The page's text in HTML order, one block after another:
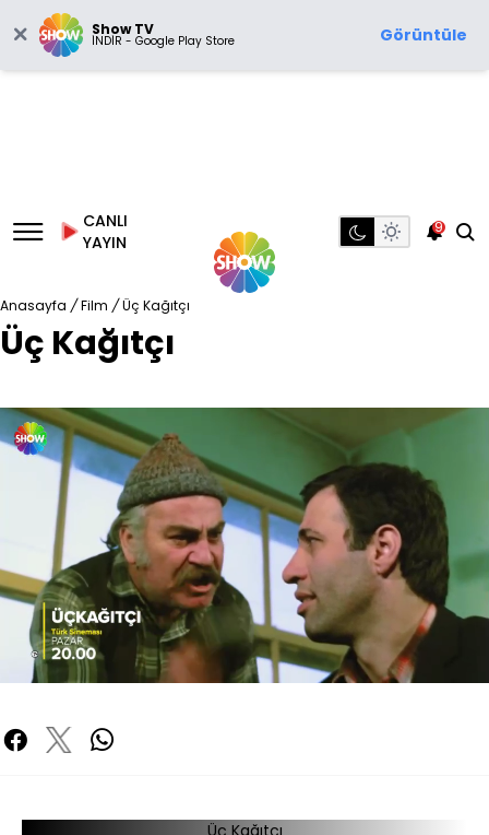
Show TV
İNDİR - Google Play Store Görüntüle
CANLI
YAYIN
9
Anasayfa / Film / Üç Kağıtçı
Üç Kağıtçı
Sesi
Aç
480P
Yüklendi
69.82%
Oynatma
Hızı
Üç Kağıtçı